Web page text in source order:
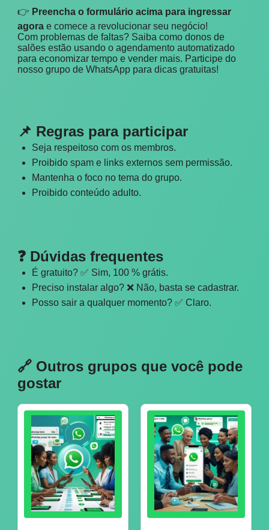
👉 Preencha o formulário acima para ingressar
agorae comece a revolucionar seu negócio!
Com problemas de faltas? Saiba como donos de
salões estão usando o agendamento automatizado
para economizar tempo e vender mais. Participe do
nosso grupo de WhatsApp para dicas gratuitas!
📌 Regras para participar
Seja respeitoso com os membros.
Proibido spam e links externos sem permissão.
Mantenha o foco no tema do grupo.
Proibido conteúdo adulto.
❓ Dúvidas frequentes
É gratuito? ✅ Sim, 100 % grátis.
Preciso instalar algo? ❌ Não, basta se cadastrar.
Posso sair a qualquer momento? ✅ Claro.
🔗 Outros grupos que você pode
gostar